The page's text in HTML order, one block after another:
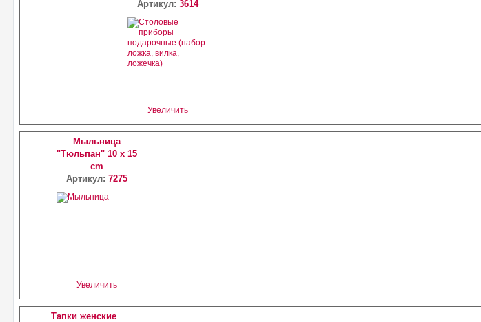
Артикул: 3614
Увеличить
Мыльница
"Тюльпан" 10 x 15
cm
Артикул: 7275
Увеличить
Тапки женские